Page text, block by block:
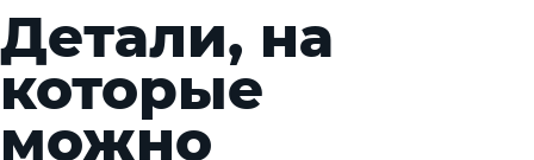
Детали, на
которые
можно